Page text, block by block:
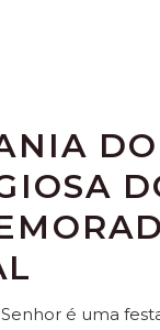
é uma